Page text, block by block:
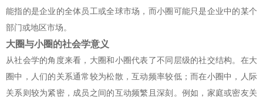
能指的是企业的全体员工或全球市场，而小圈可能只是企业中的某个
部门或地区市场。
大圈与小圈的社会学意义
从社会学的角度来看，大圈和小圈代表了不同层级的社交结构。在大
圈中，人们的关系通常较为松散，互动频率较低；而在小圈中，人际
关系则较为紧密，成员之间的互动频繁且深刻。例如，家庭或密友关